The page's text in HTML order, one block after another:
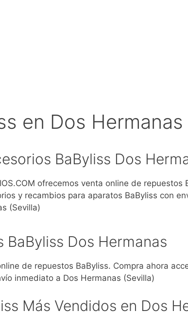
en Dos Hermanas
BaByliss Dos
ofrecemos venta online de repuestos
y recambios para aparatos BaByliss con
(Sevilla)
BaByliss Dos Hermanas
de repuestos BaByliss. Compra ahora
inmediato a Dos Hermanas (Sevilla)
Más Vendidos en Dos